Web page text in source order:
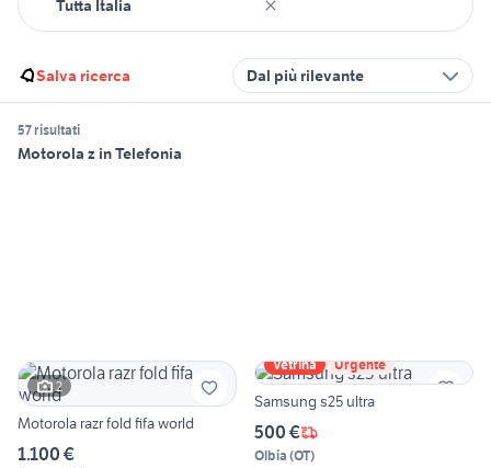
Salva ricerca Dal più rilevante
57 risultati
Motorola z in Telefonia
2
Motorola razr fold fifa world
1.100 €
Vetrina Urgente
Samsung s25 ultra
500 €
Olbia (OT)